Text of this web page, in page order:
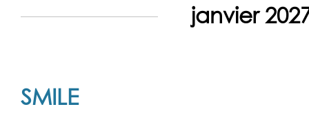
janvier
SMILE